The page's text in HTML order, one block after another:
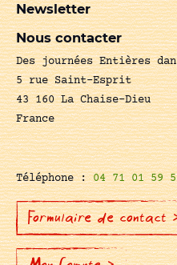
Newsletter
Nous contacter
Des journées Entières
5 rue Saint-Esprit
43 160 La Chaise-Dieu
France
Téléphone :04 71 01 59
Formulaire de contact